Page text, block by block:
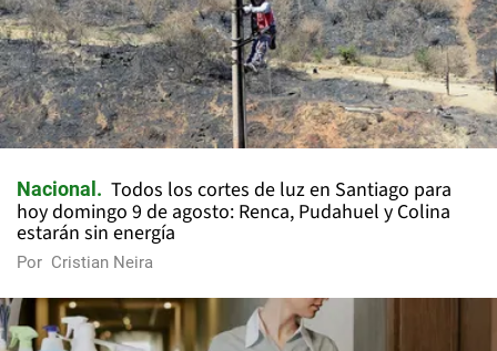
Nacional
Todos los cortes de luz en Santiago para
hoy domingo 9 de agosto: Renca, Pudahuel y Colina
estarán sin energía
Por Cristian Neira